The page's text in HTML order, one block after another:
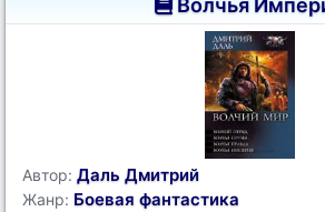
Волчья
Автор: Даль Дмитрий
Жанр: Боевая фантастика